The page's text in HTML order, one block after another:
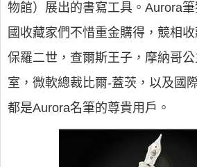
物館）展出的書寫工具。Aurora
國收藏家們不惜重金購得，競相
保羅二世，查爾斯王子，摩納哥
室，微軟總裁比爾-蓋茨，以及
都是Aurora名筆的尊貴用戶。